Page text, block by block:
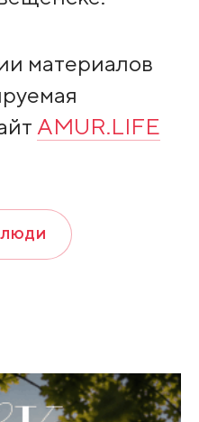
материалов
AMUR.LIFE